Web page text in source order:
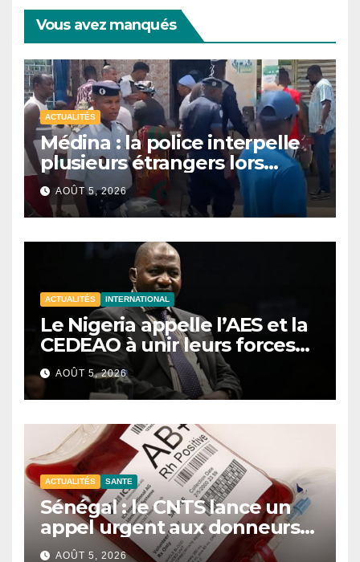
Vous avez manqués
ACTUALITÉS
Médina : la police interpelle
plusieurs étrangers lors
d’une opération de
sécurisation
AOÛT 5, 2026
ACTUALITÉS INTERNATIONAL
Le Nigeria appelle l’AES et la
CEDEAO à unir leurs forces
contre le terrorisme
AOÛT 5, 2026
ACTUALITÉS SANTE
Sénégal : le CNTS lance un
appel urgent aux donneurs
face à une pénurie de sang.
AOÛT 5, 2026